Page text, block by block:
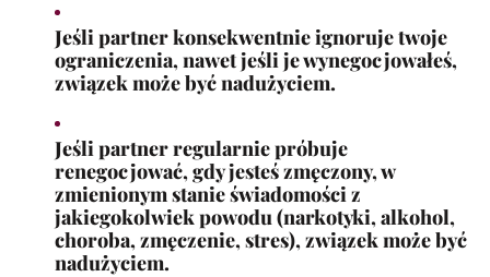
Jeśli partner konsekwentnie ignoruje twoje
ograniczenia, nawet jeśli je wynegocjowałeś,
związek może być nadużyciem.
Jeśli partner regularnie próbuje
renegocjować, gdy jesteś zmęczony, w
zmienionym stanie świadomości z
jakiegokolwiek powodu (narkotyki, alkohol,
choroba, zmęczenie, stres), związek może być
nadużyciem.